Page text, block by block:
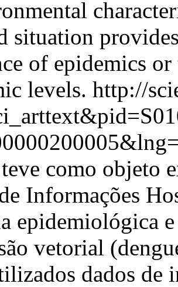
situation
of epidemics
levels. http://
como objeto
Informações
epidemiológica
vetorial
dados de